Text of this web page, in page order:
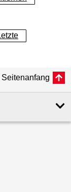
Seitenanfang